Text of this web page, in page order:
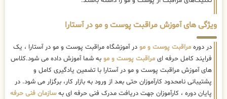
ویژگی های آموزش مراقبت پوست و مو در آستارا
در دوره مراقبت پوست و مو در آموزشگاه مراقبت پوست و مو در آستارا ، یک
فرایند کامل حرفه ای مراقبت پوست و مو به شما آموزش داده می شود.کلاس
های آموزش مراقبت پوست و مو در آستارا با تضمین یادگیری کامل و
پشتیبانی نامحدود کارآموزان حتی بعد از ورود به بازار کار، برگزار می شود. در
پایان دوره ، کارآموزان جهت دریافت مدرک فنی حرفه ای بهسازمان فنی حرفه